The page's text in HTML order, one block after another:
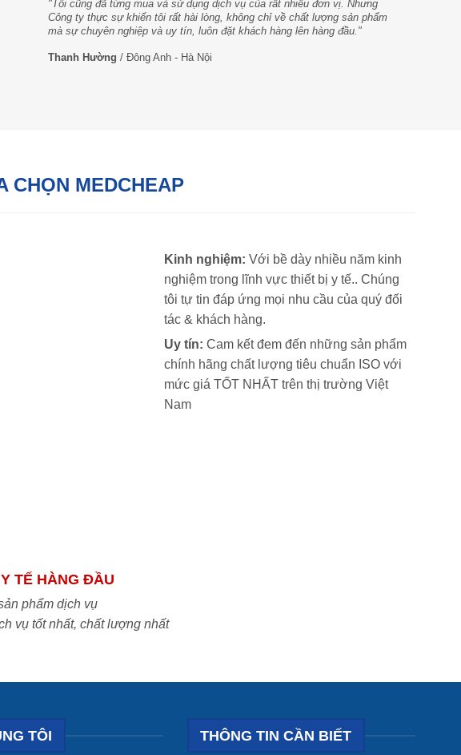
"Tôi cũng đã từng mua và sử dụng dịch vụ của rất nhiều đơn vị. Nhưng
Công ty thực sự khiến tôi rất hài lòng, không chỉ về chất lượng sản phẩm
mà sự chuyên nghiệp và uy tín, luôn đặt khách hàng lên hàng đầu."
Thanh Hường / Đông Anh - Hà Nội
CHỌN MEDCHEAP
Kinh nghiệm: Với bề dày nhiều năm kinh
nghiệm trong lĩnh vực thiết bị y tế.. Chúng
tôi tự tin đáp ứng mọi nhu cầu của quý đối
tác & khách hàng.
Uy tín: Cam kết đem đến những sản phẩm
chính hãng chất lượng tiêu chuẩn ISO với
mức giá TỐT NHẤT trên thị trường Việt
Nam
TẾ HÀNG ĐẦU
phẩm dịch vụ
vụ tốt nhất, chất lượng nhất
TÔI THÔNG TIN CẦN BIẾT